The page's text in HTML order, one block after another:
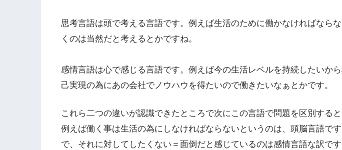
思考言語は頭で考える言語です。例えば生活のために働かなければなら
くのは当然だと考えるとかですね。
感情言語は心で感じる言語です。例えば今の生活レベルを持続したいか
己実現の為にあの会社でノウハウを得たいので働きたいなぁとかです。
これら二つの違いが認識できたところで次にこの言語で問題を区別すると
例えば働く事は生活の為にしなければならないというのは、頭脳言語です
で、それに対してしたくない＝面倒だと感じているのは感情言語な訳です